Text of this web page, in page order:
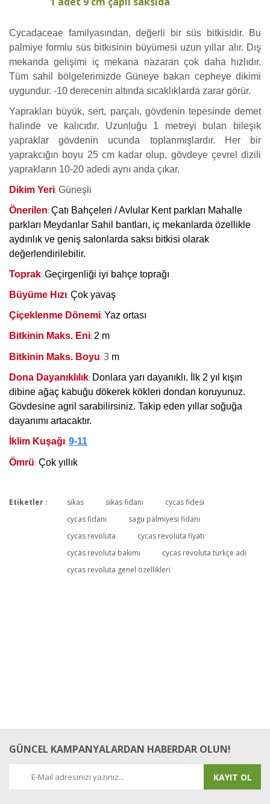
Cycadaceae familyasından, değerli bir süs bitkisidir. Bu
palmiye formlu süs bitkisinin büyümesi uzun yıllar alır. Dış
mekanda gelişimi iç mekana nazaran çok daha hızlıdır.
Tüm sahil bölgelerimizde Güneye bakan cepheye dikimi
uygundur. -10 derecenin altında sıcaklıklarda zarar görür.
Yaprakları büyük, sert, parçalı, gövdenin tepesinde demet
halinde ve kalıcıdır. Uzunluğu 1 metreyi bulan bileşik
yapraklar gövdenin ucunda toplanmışlardır. Her bir
yaprakcığın boyu 25 cm kadar olup, gövdeye çevrel dizili
yaprakların 10-20 adedi aynı anda çıkar.
Dikim Yeri: Güneşli
Önerilen: Çatı Bahçeleri / Avlular Kent parkları Mahalle
parkları Meydanlar Sahil bantları, iç mekanlarda özellikle
aydınlık ve geniş salonlarda saksı bitkisi olarak
değerlendirilebilir.
Toprak: Geçirgenliği iyi bahçe toprağı
Büyüme Hızı: Çok yavaş
Çiçeklenme Dönemi: Yaz ortası
Bitkinin Maks. Eni: 2 m
Bitkinin Maks. Boyu: 3 m
Dona Dayanıklılık: Donlara yarı dayanıklı. İlk 2 yıl kışın
dibine ağaç kabuğu dökerek kökleri dondan koruyunuz.
Gövdesine agril sarabilirsiniz. Takip eden yıllar soğuğa
dayanımı artacaktır.
İklim Kuşağı: 9-11
Ömrü: Çok yıllık
Bu ürüne ilk yorumu siz yapın!
Yorum Yaz
Etiketler : sikas sikas fidanı
cycas fidesi
cycas fidanı
sagu palmiyesi fidanı
cycas revoluta
cycas revoluta fiyatı
cycas revoluta bakımı
cycas revoluta türkçe adı
cycas revoluta genel özellikleri
GÜNCEL KAMPANYALARDAN HABERDAR OLUN!
KAYIT OL